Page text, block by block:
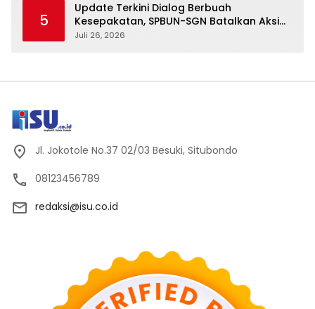
5
Update Terkini Dialog Berbuah
Kesepakatan, SPBUN-SGN Batalkan Aksi
Nasional Setelah Holding Penuhi Sejumlah
Juli 26, 2026
Jl. Jokotole No.37 02/03 Besuki, Situbondo
08123456789
redaksi@isu.co.id